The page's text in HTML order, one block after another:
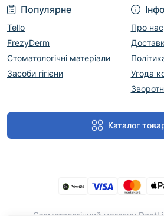
Популярне
Tello
FrezyDerm
Стоматологічні матеріали
Засоби гігієни
Про нас
Угода
Каталог